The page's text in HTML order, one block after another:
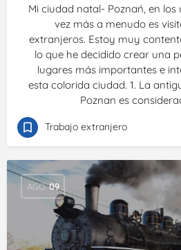
Mi ciudad natal- Poznań, en
vez más a menudo es
extranjeros. Estoy muy
lo que he decidido crear una
lugares más importantes e
esta colorida ciudad. 1. La
Poznan es
Trabajo extranjero
AGO 09